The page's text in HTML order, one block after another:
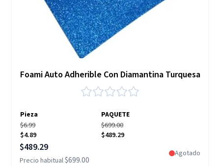
Foami Auto Adherible Con Diamantina Turquesa
Pieza
PAQUETE
$6.99
$4.89
$699.00
$489.29
Precio especial
$489.29
Precio habitual$699.00
Agotado